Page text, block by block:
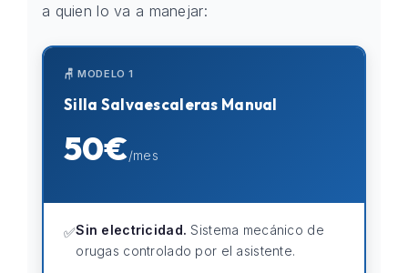
a quien lo va a manejar:
🪑 MODELO 1
Silla Salvaescaleras Manual
50€/mes
✅Sin electricidad. Sistema mecánico de
orugas controlado por el asistente.